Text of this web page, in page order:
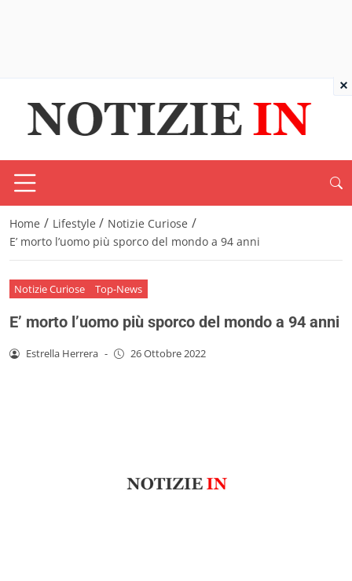
Home / Lifestyle / Notizie Curiose /
E’ morto l’uomo più sporco del mondo a 94 anni
Notizie Curiose Top-News
E’ morto l’uomo più sporco del mondo a 94 anni
Estrella Herrera - 26 Ottobre 2022
×